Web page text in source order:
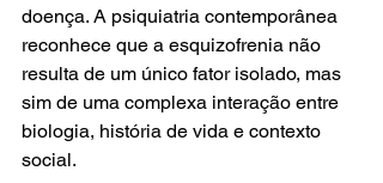
doença. A psiquiatria contemporânea
reconhece que a esquizofrenia não
resulta de um único fator isolado, mas
sim de uma complexa interação entre
biologia, história de vida e contexto
social.